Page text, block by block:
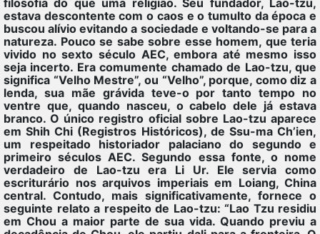
estava descontente com o caos e o tumulto da época e
buscou alívio evitando a sociedade e voltando-se para a
natureza. Pouco se sabe sobre esse homem, que teria
vivido no sexto século AEC, embora até mesmo isso
seja incerto. Era comumente chamado de Lao-tzu, que
significa “Velho Mestre”, ou “Velho”, porque, como diz a
lenda, sua mãe grávida teve-o por tanto tempo no
ventre que, quando nasceu, o cabelo dele já estava
branco. O único registro oficial sobre Lao-tzu aparece
em Shih Chi (Registros Históricos), de Ssu-ma Ch’ien,
um respeitado historiador palaciano do segundo e
primeiro séculos AEC. Segundo essa fonte, o nome
verdadeiro de Lao-tzu era Li Ur. Ele servia como
escriturário nos arquivos imperiais em Loiang, China
central. Contudo, mais significativamente, fornece o
seguinte relato a respeito de Lao-tzu: “Lao Tzu residiu
em Chou a maior parte de sua vida. Quando previu a